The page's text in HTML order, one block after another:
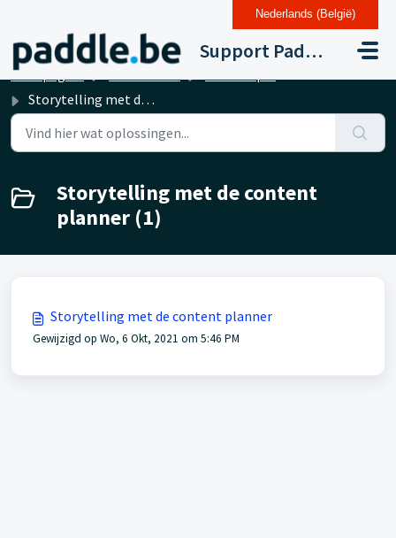
Doorgaan naar hoofdinhoud
Support Paddle Drupal 11
Startpagina
Storytelling met de content planner
Storytelling met de content
planner (1)
Storytelling met de content planner
Gewijzigd op Wo, 6 Okt, 2021 om 5:46 PM
Nederlands (België)